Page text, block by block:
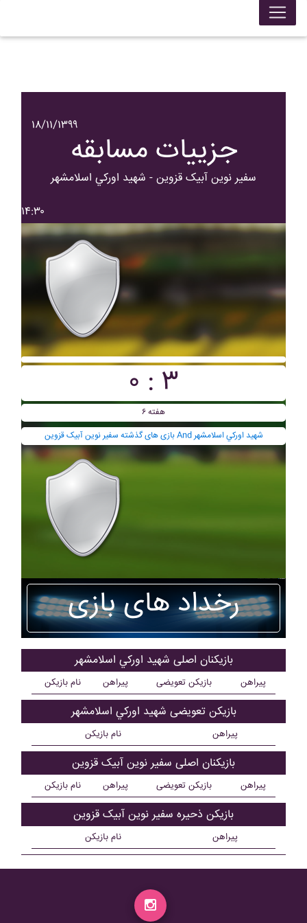
۱۸/۱۱/۱۳۹۹
جزییات مسابقه
سفير نوين آبيک قزوين - شهيد اورکي اسلامشهر
۱۴:۳۰
۰ : ۳
هفته ۶
بازی های گذشته سفير نوين آبيک قزوين And شهيد اورکي اسلامشهر
رخداد های بازی
بازیکنان اصلی شهيد اورکي اسلامشهر
نام بازیکن پیراهن بازیکن تعویضی پیراهن
بازیکن تعویضی شهيد اورکي اسلامشهر
نام بازیکن پیراهن
بازیکنان اصلی سفير نوين آبيک قزوين
نام بازیکن پیراهن بازیکن تعویضی پیراهن
بازیکن ذحیره سفير نوين آبيک قزوين
نام بازیکن پیراهن